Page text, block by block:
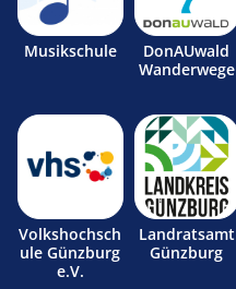
Musikschule
DonAUwald
Wanderwege
Volkshochsch
ule Günzburg
e.V.
Landratsamt
Günzburg